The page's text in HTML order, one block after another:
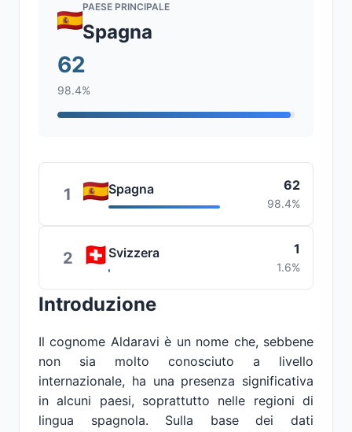
PAESE PRINCIPALE
Spagna
62
98.4%
1 Spagna 62
98.4%
2 Svizzera 1
1.6%
Introduzione
Il cognome Aldaravi è un nome che, sebbene
non sia molto conosciuto a livello
internazionale, ha una presenza significativa
in alcuni paesi, soprattutto nelle regioni di
lingua spagnola. Sulla base dei dati